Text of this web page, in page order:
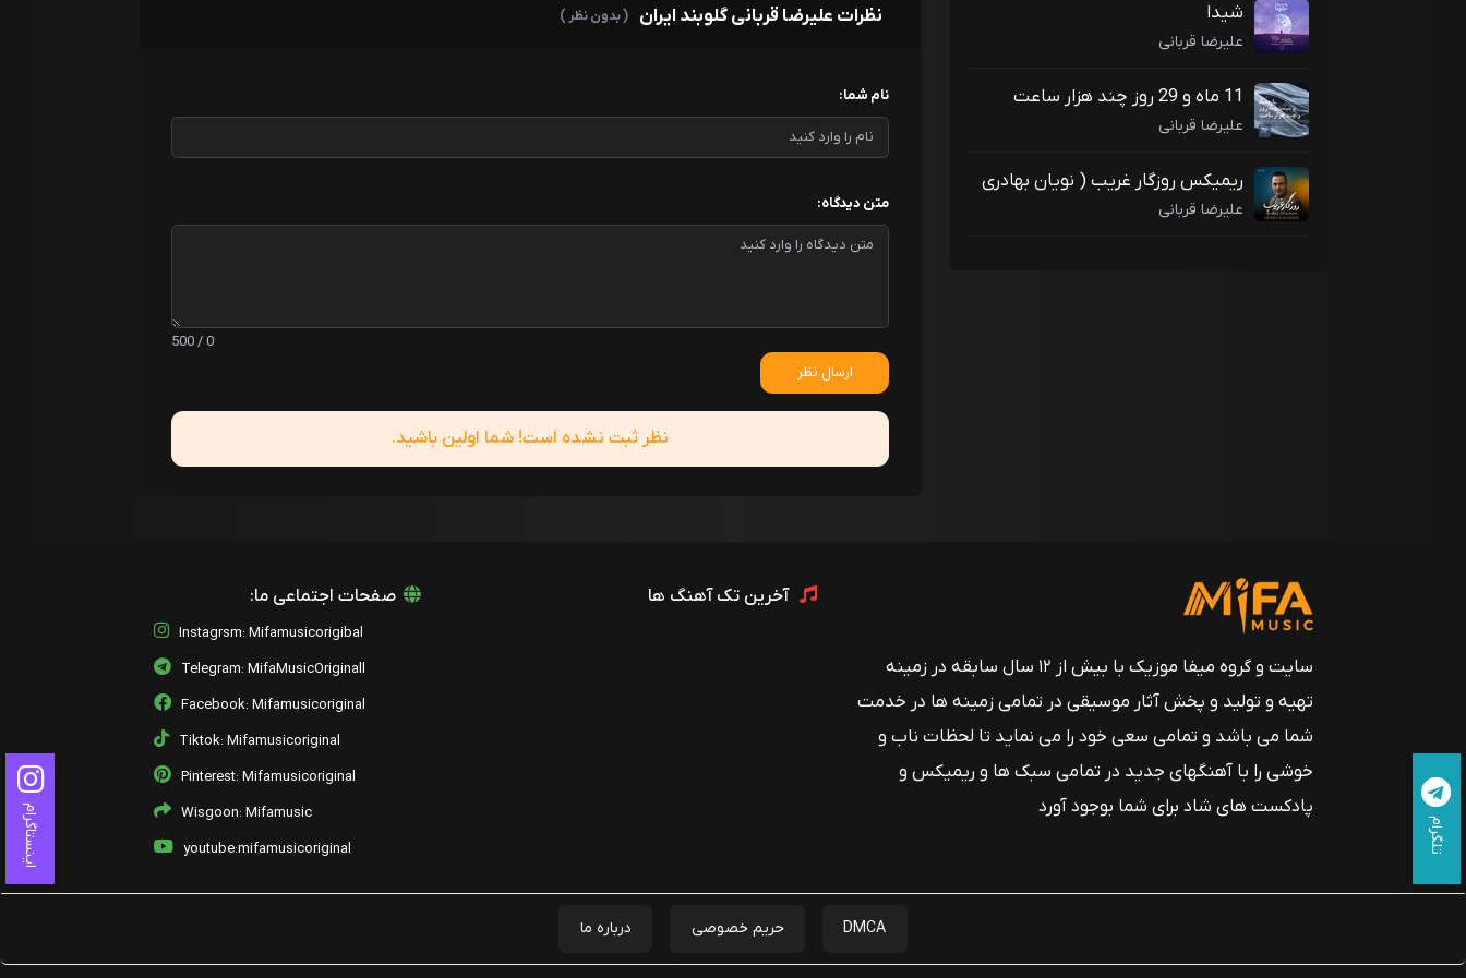
شیدا
علیرضا قربانی
11 ماه و 29 روز چند هزار ساعت
علیرضا قربانی
ریمیکس روزگار غریب ( نویان بهادری
ریمیکس )
علیرضا قربانی
نظرات علیرضا قربانی گلوبند ایران ( بدون نظر )
نام شما:
متن دیدگاه:
0 / 500
ارسال نظر
نظر ثبت نشده است! شما اولین باشید.
سایت و گروه میفا موزیک با بیش از ۱۲ سال سابقه در زمینه
تهیه و تولید و پخش آثار موسیقی در تمامی زمینه ها در خدمت
شما می باشد و تمامی سعی خود را می نماید تا لحظات ناب و
خوشی را با آهنگهای جدید در تمامی سبک ها و ریمیکس و
پادکست های شاد برای شما بوجود آورد
آخرین تک آهنگ ها صفحات اجتماعی ما:
Instagrsm: Mifamusicorigibal
Telegram: MifaMusicOriginall
Facebook: Mifamusicoriginal
Tiktok: Mifamusicoriginal
Pinterest: Mifamusicoriginal
Wisgoon: Mifamusic
youtube:mifamusicoriginal
DMCA حریم خصوصی درباره ما
اینستاگرام تلگرام